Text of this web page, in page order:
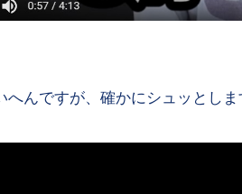
へんですが、確かにシュッとし